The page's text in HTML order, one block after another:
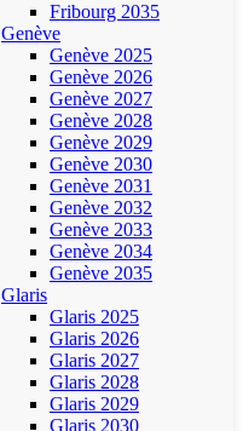
Fribourg 2035
Genève
Genève 2025
Genève 2026
Genève 2027
Genève 2028
Genève 2029
Genève 2030
Genève 2031
Genève 2032
Genève 2033
Genève 2034
Genève 2035
Glaris
Glaris 2025
Glaris 2026
Glaris 2027
Glaris 2028
Glaris 2029
Glaris 2030